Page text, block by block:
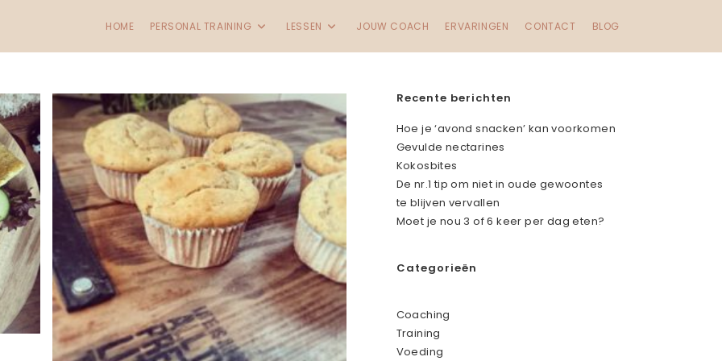
HOME PERSONAL TRAINING LESSEN JOUW COACH ERVARINGEN CONTACT BLOG
Recente berichten
Hoe je ‘avond snacken’ kan voorkomen
Gevulde nectarines
Kokosbites
De nr.1 tip om niet in oude gewoontes
te blijven vervallen
Moet je nou 3 of 6 keer per dag eten?
Categorieën
Coaching
Training
Voeding